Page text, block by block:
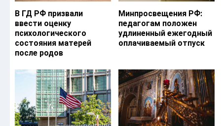
В ГД РФ призвали
ввести оценку
психологического
состояния матерей
после родов
Минпросвещения РФ:
педагогам положен
удлиненный ежегодный
оплачиваемый отпуск